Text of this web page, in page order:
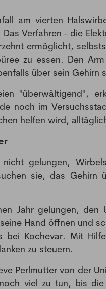
am vierten
Verfahren - die
ermöglicht,
zu essen. Den
über sein Gehirn
"überwältigend",
noch im
helfen wird,
gelungen,
sie, das Gehirn
Jahr gelungen, den
Hand öffnen und
bei Kochevar. Mit
zu steuern.
Perlmutter von der
viel zu tun, bis
erhalte einmal pro
und News aus der